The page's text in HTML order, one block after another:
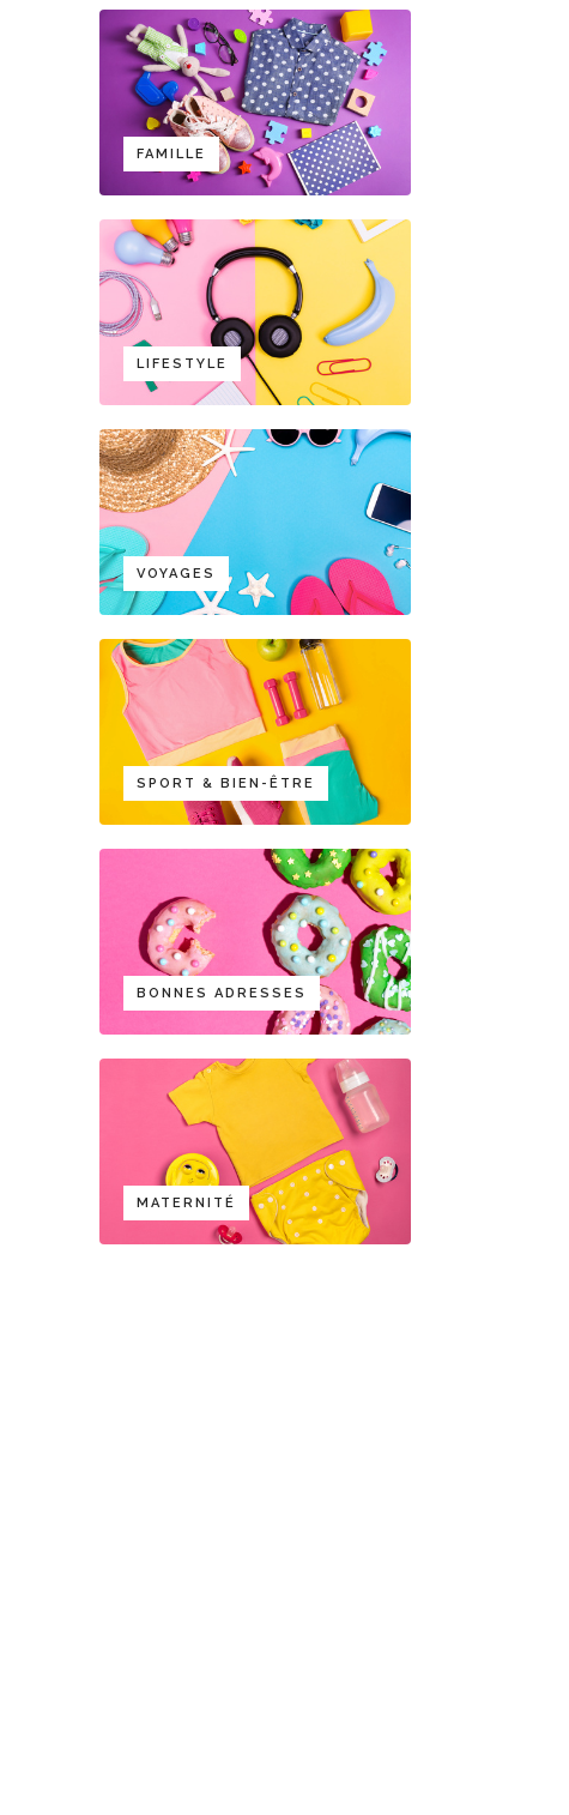
FAMILLE
LIFESTYLE
VOYAGES
SPORT & BIEN-ÊTRE
BONNES ADRESSES
MATERNITÉ